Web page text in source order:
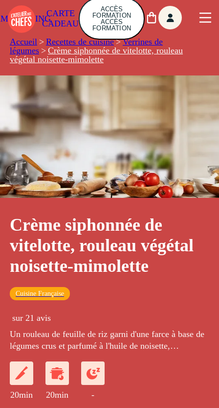
CARTE
CADEAU
ACCÈS
FORMATION
ACCÈS
FORMATION
Accueil > Recettes de cuisine > Verrines de
légumes > Crème siphonnée de vitelotte, rouleau
végétal noisette-mimolette
Crème siphonnée de
vitelotte, rouleau végétal
noisette-mimolette
Cuisine Française
sur 21 avis
Un rouleau de feuille de riz garni d'une farce à base de
légumes crus et parfumé à l'huile de noisette,
vitelotte.
20min 20min -